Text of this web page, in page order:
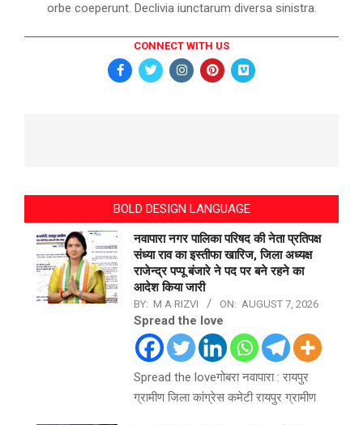
orbe coeperunt. Declivia iunctarum diversa sinistra.
CONNECT WITH US
BOLD DESIGN LANGUAGE
नवापारा नगर पालिका परिषद की नेता प्रतिपक्ष
संध्या राव का इस्तीफा खारिज, जिला अध्यक्ष
राजेन्द्र पप्पू बंजारे ने पद पर बने रहने का
आदेश किया जारी
BY: M A RIZVI ON: AUGUST 7, 2026
Spread the love
Spread the loveगोबरा नवापारा : रायपुर
ग्रामीण जिला कांग्रेस कमेटी रायपुर ग्रामीण